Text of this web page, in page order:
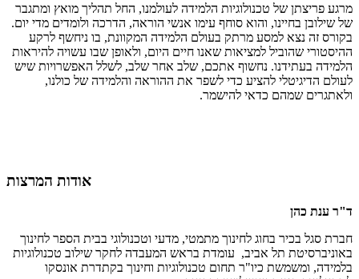
מרגע פריצתן של טכנולוגיות הלמידה לעולמנו, החל תהליך מואץ ומתגבר
של שילובן בחיינו, והוא סוחף עימו אנשי הוראה, הדרכה ולומדים מדי יום.
בקורס זה נצא למסע מרתק בעולם הלמידה המקוונת, בו ניחשף לרקע
ההיסטורי שהוביל למציאות שאנו חיים היום, ולאופן שבו עשויה להיראות
הלמידה בעתידנו. נחשוף אתכם, שלב אחר שלב, לשלל האפשרויות שיש
לעולם הדיגיטלי להציע כדי לשפר את ההוראה והלמידה של כולנו,
ולאתגרים שמהם כדאי להישמר.
אודות המרצות
ד"ר ענת כהן
חברת סגל בכיר בחוג לחינוך מתמטי, מדעי וטכנולוגי בבית הספר לחינוך
באוניברסיטת תל אביב, עומדת בראש המעבדה לחקר שילוב טכנולוגיות
בלמידה, ומשמשת כיו"ר תחום טכנולוגיות וחינוך בקתדרת אונסקו